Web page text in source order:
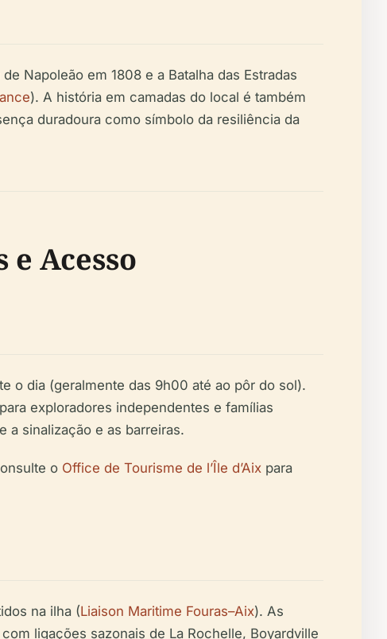
Napoleão em 1808 e a Batalha das Estradas
). A história em camadas do local é também
duradoura como símbolo da resiliência da
Acesso
o dia (geralmente das 9h00 até ao pôr do sol).
exploradores independentes e famílias
a sinalização e as barreiras.
o Office de Tourisme de l’Île d’Aix para
na ilha (Liaison Maritime Fouras–Aix). As
ligações sazonais de La Rochelle, Boyardville